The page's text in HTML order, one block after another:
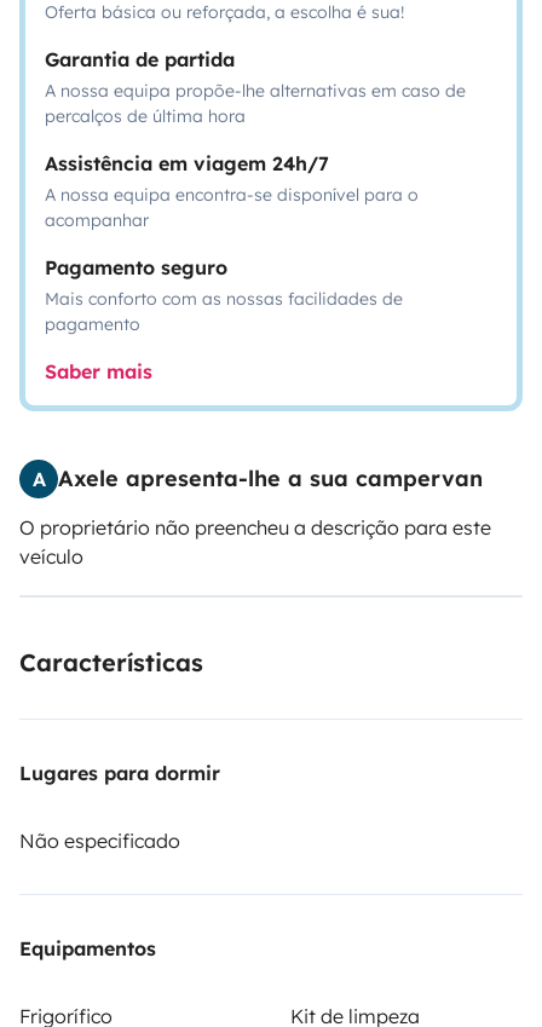
Oferta básica ou reforçada, a escolha é sua!
Garantia de partida
A nossa equipa propõe-lhe alternativas em caso de
percalços de última hora
Assistência em viagem 24h/7
A nossa equipa encontra-se disponível para o
acompanhar
Pagamento seguro
Mais conforto com as nossas facilidades de
pagamento
Saber mais
A Axele apresenta-lhe a sua campervan
O proprietário não preencheu a descrição para este
veículo
Características
Lugares para dormir
Não especificado
Equipamentos
Frigorífico
Kit de limpeza